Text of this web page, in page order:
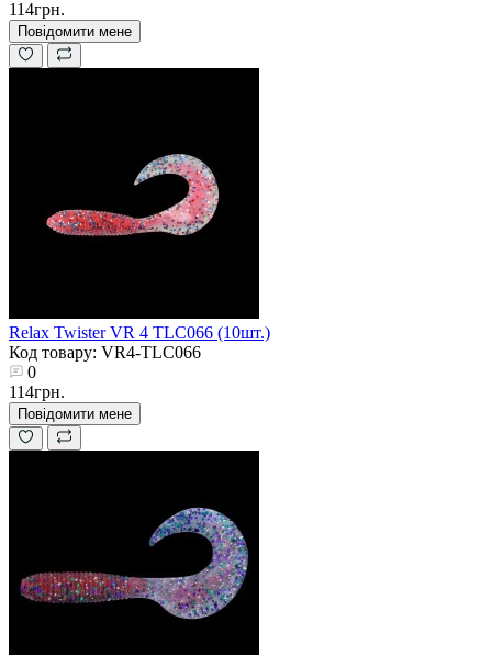
114грн.
Повідомити мене
Relax Twister VR 4 TLC066 (10шт.)
Код товару: VR4-TLC066
0
114грн.
Повідомити мене